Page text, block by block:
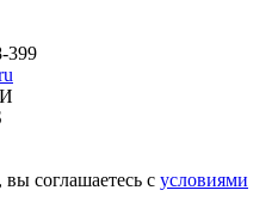
399
соглашаетесь с условиями